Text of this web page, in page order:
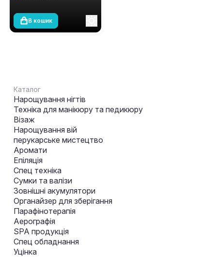
В кошик
Каталог
Нарощування нігтів
Техніка для манікюру та педикюру
Візаж
Нарощування вій
перукарське мистецтво
Аромати
Епіляція
Спец техніка
Сумки та валізи
Зовнішні акумулятори
Органайзер для зберігання
Парафінотерапія
Аерографія
SPA продукція
Спец обладнання
Уцінка